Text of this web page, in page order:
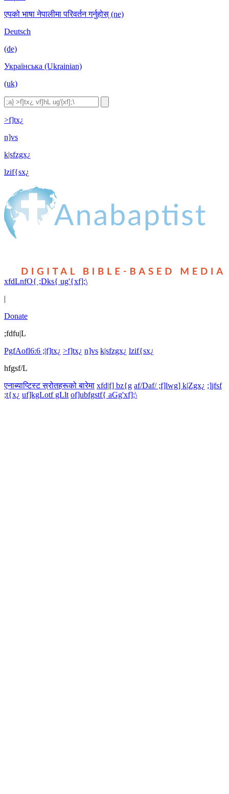
एपको भाषा नेपालीमा परिवर्तन गर्नुहोस् (ne)
Deutsch
(de)
Українська (Ukrainian)
(uk)
>f]tx¿
n]vs
k|sfzgx¿
lzif{sx¿
xfdLnfO{ ;Dks{ ug'{xf];\
|
Donate
;fdfu|L
PgfAofl6:6 ;|f]tx¿ >f]tx¿ n]vs k|sfzgx¿ lzif{sx¿
hfgsf/L
एनाब्याप्टिस्ट स्रोतहरूको बारेमा xfd|f] bz{g af/Daf/ ;f]lwg] k|Zgx¿ ;]jfsf
;t{x¿ uf]kgLotf gLlt of]ubfgstf{ aGg'xf];\